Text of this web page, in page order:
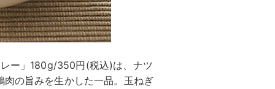
ー」180g/350円(税込)は、ナツ
の旨みを生かした一品。玉ねぎ